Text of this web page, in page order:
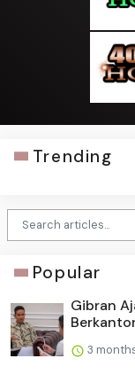
Trending
Popular
Gibran
3